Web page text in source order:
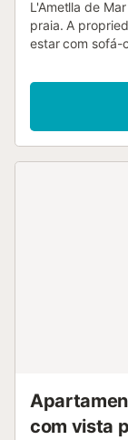
L'Ametlla de
praia. A
estar com sofá-
comodidades
condicionado e
permitidos
eventos. O
com vista